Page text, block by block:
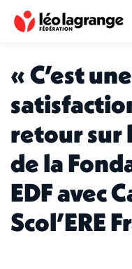
« C’est
retour sur
de la
EDF avec
Scol’ERE